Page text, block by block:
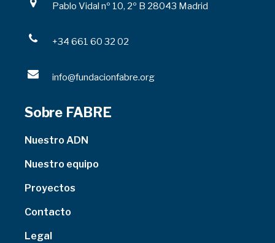
Pablo Vidal nº 10, 2º B 28043 Madrid
+34 661 60 32 02
info@fundacionfabre.org
Sobre FABRE
Nuestro ADN
Nuestro equipo
Proyectos
Contacto
Legal